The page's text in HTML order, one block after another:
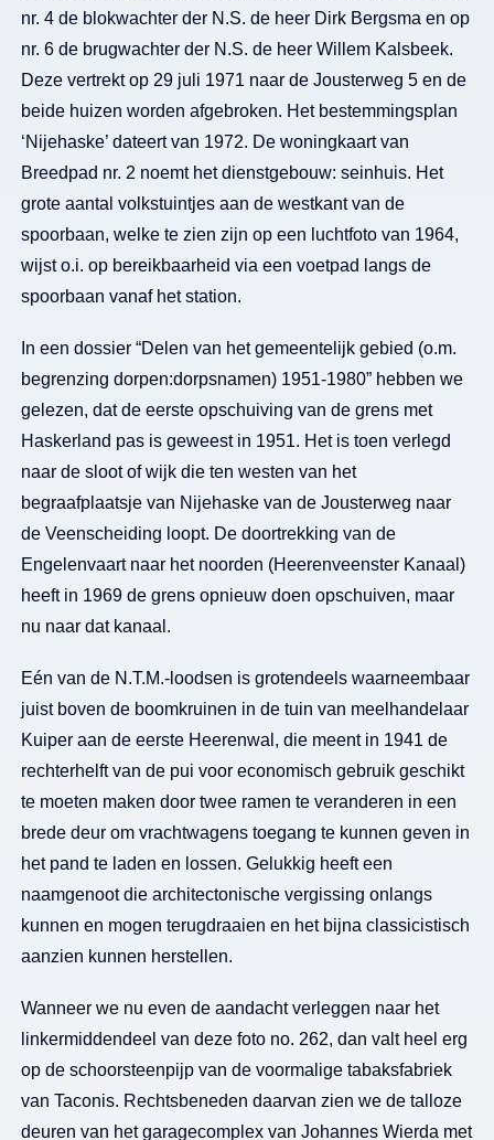
nr. 4 de blokwachter der N.S. de heer Dirk Bergsma en op
nr. 6 de brugwachter der N.S. de heer Willem Kalsbeek.
Deze vertrekt op 29 juli 1971 naar de Jousterweg 5 en de
beide huizen worden afgebroken. Het bestemmingsplan
‘Nijehaske’ dateert van 1972. De woningkaart van
Breedpad nr. 2 noemt het dienstgebouw: seinhuis. Het
grote aantal volkstuintjes aan de westkant van de
spoorbaan, welke te zien zijn op een luchtfoto van 1964,
wijst o.i. op bereikbaarheid via een voetpad langs de
spoorbaan vanaf het station.
In een dossier “Delen van het gemeentelijk gebied (o.m.
begrenzing dorpen:dorpsnamen) 1951-1980” hebben we
gelezen, dat de eerste opschuiving van de grens met
Haskerland pas is geweest in 1951. Het is toen verlegd
naar de sloot of wijk die ten westen van het
begraafplaatsje van Nijehaske van de Jousterweg naar
de Veenscheiding loopt. De doortrekking van de
Engelenvaart naar het noorden (Heerenveenster Kanaal)
heeft in 1969 de grens opnieuw doen opschuiven, maar
nu naar dat kanaal.
Eén van de N.T.M.-loodsen is grotendeels waarneembaar
juist boven de boomkruinen in de tuin van meelhandelaar
Kuiper aan de eerste Heerenwal, die meent in 1941 de
rechterhelft van de pui voor economisch gebruik geschikt
te moeten maken door twee ramen te veranderen in een
brede deur om vrachtwagens toegang te kunnen geven in
het pand te laden en lossen. Gelukkig heeft een
naamgenoot die architectonische vergissing onlangs
kunnen en mogen terugdraaien en het bijna classicistisch
aanzien kunnen herstellen.
Wanneer we nu even de aandacht verleggen naar het
linkermiddendeel van deze foto no. 262, dan valt heel erg
op de schoorsteenpijp van de voormalige tabaksfabriek
van Taconis. Rechtsbeneden daarvan zien we de talloze
deuren van het garagecomplex van Johannes Wierda met